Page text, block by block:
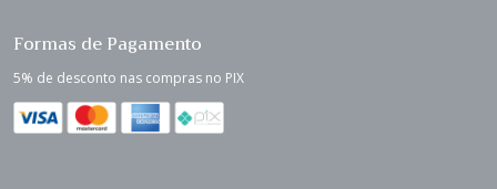
Formas de Pagamento
5% de desconto nas compras no PIX